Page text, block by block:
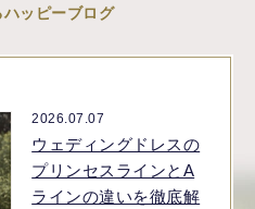
ッピーブログ
2026.07.07
ウェディングドレスの
プリンセスラインとA
ラインの違いを徹底解